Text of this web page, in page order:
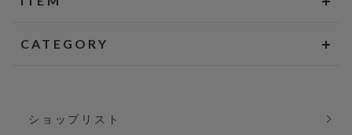
CATEGORY
ショップリスト